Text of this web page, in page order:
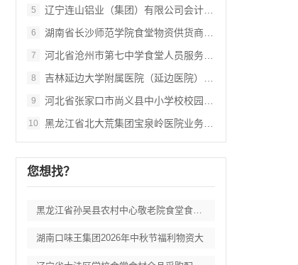
5 辽宁连山铝业（集团）有限公司会计外包服务
6 湖南省长沙师范学院食堂物资供货商采购项目
7 河北省沧州市第七中学食堂人员服务项目招标
8 吉林延边大学附属医院（延边医院）中药配方
9 河北省张家口市尚义县中小学校校园餐食材集
10 黑龙江省北大荒集团宝泉岭医院业务应用系统
您想找？
黑龙江省孙吴县农村中心敬老院食堂食材采购
湖南口味王集团2026年中秋节福利物资大